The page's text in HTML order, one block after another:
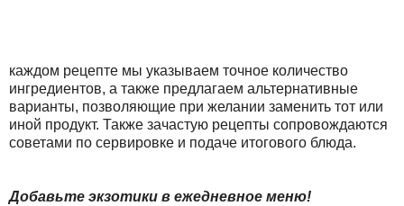
каждом рецепте мы указываем точное количество
ингредиентов, а также предлагаем альтернативные
варианты, позволяющие при желании заменить тот или
иной продукт. Также зачастую рецепты сопровождаются
советами по сервировке и подаче итогового блюда.
Добавьте экзотики в ежедневное меню!